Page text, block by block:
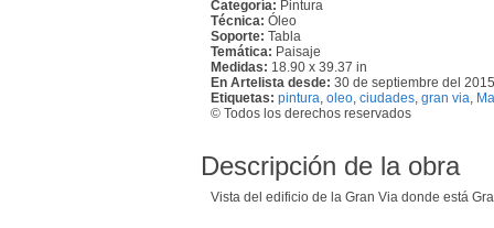
Categoría: Pintura
Técnica: Óleo
Soporte: Tabla
Temática: Paisaje
Medidas: 18.90 x 39.37 in
En Artelista desde: 30 de septiembre del 2015
Etiquetas: pintura oleo ciudades gran via
© Todos los derechos reservados
Descripción de la obra
Vista del edificio de la Gran Via donde está